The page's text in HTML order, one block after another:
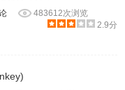
483612次浏览
2.9分